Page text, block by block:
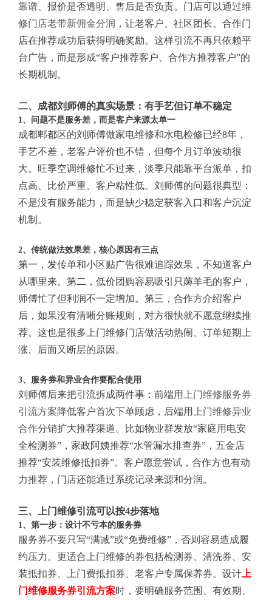
靠谱、报价是否透明、售后是否负责。门店可以通过维
修门店老带新佣金分润 ，让老客户、社区团长、合作门
店在推荐成功后获得明确奖励。这样引流不再只依赖平
台广告，而是形成“客户推荐客户、合作方推荐客户”的
长期机制。
二、成都刘师傅的真实场景：有手艺但订单不稳定
1、问题不是服务差，而是客户来源太单一
成都郫都区的刘师傅做家电维修和水电检修已经8年，
手艺不差，老客户评价也不错，但每个月订单波动很
大。旺季空调维修忙不过来，淡季只能靠平台派单，扣
点高、比价严重、客户粘性低。刘师傅的问题很典型：
不是没有服务能力，而是缺少稳定获客入口和客户沉淀
机制。
2、传统做法效果差，核心原因有三点
第一，发传单和小区贴广告很难追踪效果，不知道客户
从哪里来。第二，低价团购容易吸引只薅羊毛的客户，
师傅忙了但利润不一定增加。第三，合作方介绍客户
后，如果没有清晰分账规则，对方很快就不愿意继续推
荐。这也是很多上门维修门店做活动热闹、订单短期上
涨、后面又断层的原因。
3、服务券和异业合作要配合使用
刘师傅后来把引流拆成两件事：前端用
上门维修服务券
引流方案降低客户首次下单顾虑，后端用
上门维修异业
合作分销扩大推荐渠道。比如物业群发放“家庭用电安
全检测券”，家政阿姨推荐“水管漏水排查券”，五金店
推荐“安装维修抵扣券”。客户愿意尝试，合作方也有动
力推荐，门店还能通过系统记录来源和分润。
三、上门维修引流可以按4步落地
1、第一步：设计不亏本的服务券
服务券不要只写“满减”或“免费维修”，否则容易造成履
约压力。更适合上门维修的券包括检测券、清洗券、安
装抵扣券、上门费抵扣券、老客户专属保养券。设计 上
门维修服务券引流方案时，要明确服务范围、有效期、